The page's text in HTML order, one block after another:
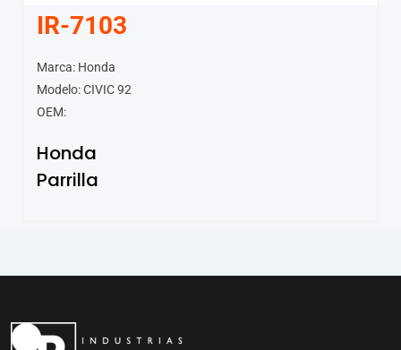
IR-7103
Marca: Honda
Modelo: CIVIC 92
OEM:
Honda
Parrilla